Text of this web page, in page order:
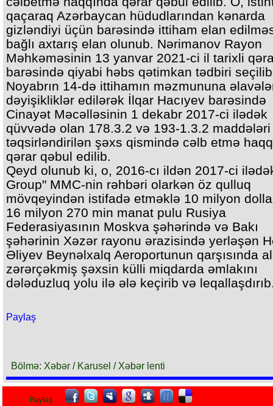
qaçaraq Azərbaycan hüdudlarından kənarda
gizləndiyi üçün barəsində ittiham elan
bağlı axtarış elan olunub. Nərimanov Rayon
Məhkəməsinin 13 yanvar 2021-ci il tarixli
barəsində qiyabi həbs qətimkan tədbiri
Noyabrın 14-də ittihamın məzmununa
dəyişikliklər edilərək İlqar Hacıyev barəsində
Cinayət Məcəlləsinin 1 dekabr 2017-ci ilədək
qüvvədə olan 178.3.2 və 193-1.3.2
təqsirləndirilən şəxs qismində cəlb etmə
qərar qəbul edilib.
Qeyd olunub ki, o, 2016-cı ildən 2017-ci
Group" MMC-nin rəhbəri olarkən öz qulluq
mövqeyindən istifadə etməklə 10 milyon
16 milyon 270 min manat pulu Rusiya
Federasiyasının Moskva şəhərində və Bakı
şəhərinin Xəzər rayonu ərazisində yerləşən
Əliyev Beynəlxalq Aeroportunun qarşısında
zərərçəkmiş şəxsin külli miqdarda əmlakını
dələduzluq yolu ilə ələ keçirib və
Paylaş
Bölmə: Xəbər / Karusel / Xəbər lenti
Paylaş